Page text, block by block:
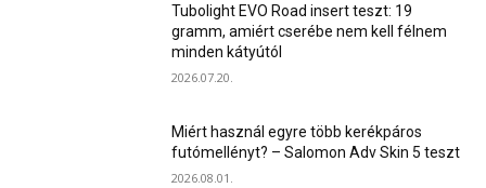
Tubolight EVO Road insert teszt: 19
gramm, amiért cserébe nem kell félnem
minden kátyútól
2026.07.20.
Miért használ egyre több kerékpáros
futómellényt? – Salomon Adv Skin 5 teszt
2026.08.01.